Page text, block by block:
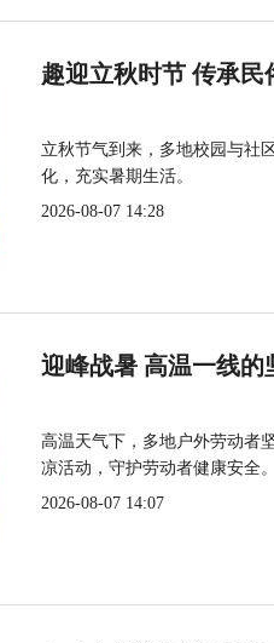
趣迎立秋时节 传承民
立秋节气到来，多地校园与社
化，充实暑期生活。
2026-08-07 14:28
迎峰战暑 高温一线的
高温天气下，多地户外劳动者
凉活动，守护劳动者健康安全。
2026-08-07 14:07